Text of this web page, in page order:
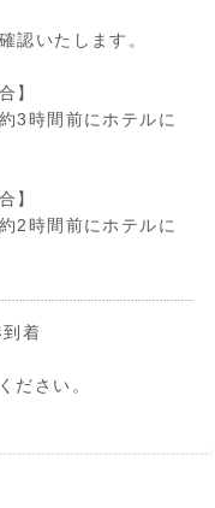
認いたします。
】
3時間前にホテルに
】
2時間前にホテルに
着
ださい。